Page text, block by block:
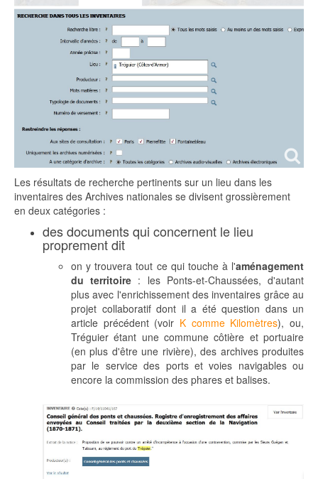
Les résultats de recherche pertinents sur un lieu dans les
inventaires des Archives nationales se divisent grossièrement
en deux catégories :
des documents qui concernent le lieu
proprement dit
on y trouvera tout ce qui touche à l'aménagement
du territoire : les Ponts-et-Chaussées, d'autant
plus avec l'enrichissement des inventaires grâce au
projet collaboratif dont il a été question dans un
article précédent (voir K comme Kilomètres), ou,
Tréguier étant une commune côtière et portuaire
(en plus d'être une rivière), des archives produites
par le service des ports et voies navigables ou
encore la commission des phares et balises.